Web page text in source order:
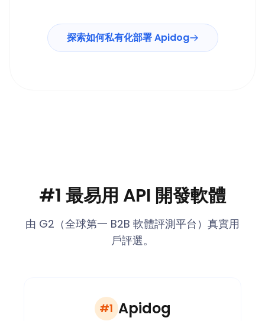
探索如何私有化部署 Apidog
#1 最易用 API 開發軟體
由 G2（全球第一 B2B 軟體評測平台）真實用
戶評選。
#1 Apidog